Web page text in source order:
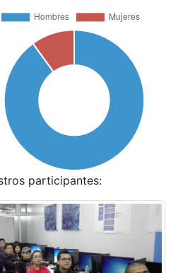
participantes: